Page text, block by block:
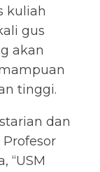
kuliah
gus
akan
tinggi.
dan
“USM